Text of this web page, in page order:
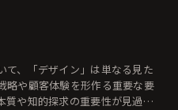
て、「デザイン」は単なる見た
略や顧客体験を形作る重要な要
質や知的探求の重要性が見過ご